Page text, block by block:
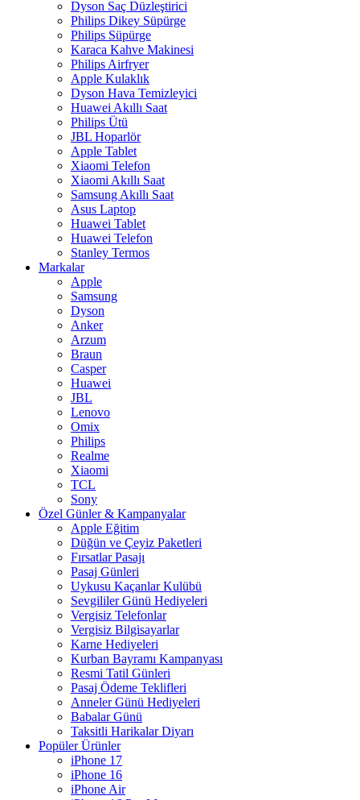
Dyson Saç Düzleştirici
Philips Dikey Süpürge
Philips Süpürge
Karaca Kahve Makinesi
Philips Airfryer
Apple Kulaklık
Dyson Hava Temizleyici
Huawei Akıllı Saat
Philips Ütü
JBL Hoparlör
Apple Tablet
Xiaomi Telefon
Xiaomi Akıllı Saat
Samsung Akıllı Saat
Asus Laptop
Huawei Tablet
Huawei Telefon
Stanley Termos
Markalar
Apple
Samsung
Dyson
Anker
Arzum
Braun
Casper
Huawei
JBL
Lenovo
Omix
Philips
Realme
Xiaomi
TCL
Sony
Özel Günler & Kampanyalar
Apple Eğitim
Düğün ve Çeyiz Paketleri
Fırsatlar Pasajı
Pasaj Günleri
Uykusu Kaçanlar Kulübü
Sevgililer Günü Hediyeleri
Vergisiz Telefonlar
Vergisiz Bilgisayarlar
Karne Hediyeleri
Kurban Bayramı Kampanyası
Resmi Tatil Günleri
Pasaj Ödeme Teklifleri
Anneler Günü Hediyeleri
Babalar Günü
Taksitli Harikalar Diyarı
Popüler Ürünler
iPhone 17
iPhone 16
iPhone Air